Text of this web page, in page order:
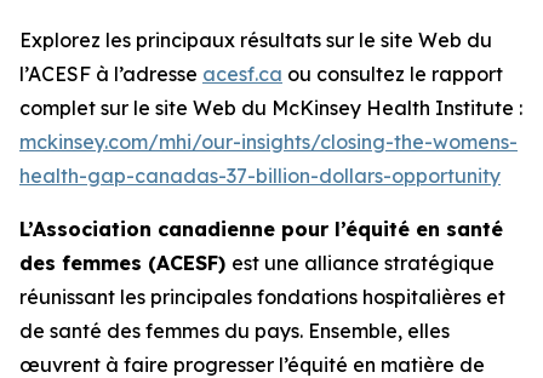
Explorez les principaux résultats sur le site Web du
l’ACESF à l’adresse acesf.ca ou consultez le rapport
complet sur le site Web du McKinsey Health Institute :
mckinsey.com/mhi/our-insights/closing-the-womens-
health-gap-canadas-37-billion-dollars-opportunity
L’Association canadienne pour l’équité en santé
des femmes (ACESF) est une alliance stratégique
réunissant les principales fondations hospitalières et
de santé des femmes du pays. Ensemble, elles
œuvrent à faire progresser l’équité en matière de